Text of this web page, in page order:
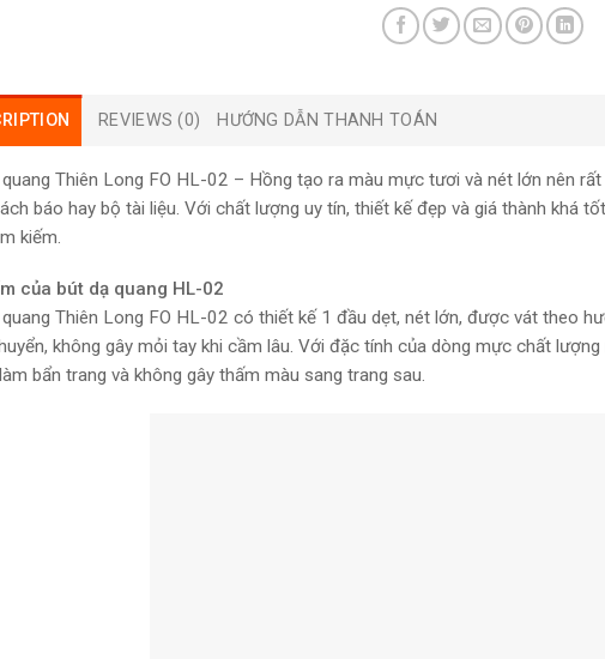
REVIEWS (0) HƯỚNG DẪN THANH TOÁN
Thiên Long FO HL-02 – Hồng tạo ra màu mực tươi và nét lớn nên
báo hay bộ tài liệu. Với chất lượng uy tín, thiết kế đẹp và giá thành khá
kiếm.
của bút dạ quang HL-02
Thiên Long FO HL-02 có thiết kế 1 đầu dẹt, nét lớn, được vát theo
không gây mỏi tay khi cầm lâu. Với đặc tính của dòng mực chất
bẩn trang và không gây thấm màu sang trang sau.